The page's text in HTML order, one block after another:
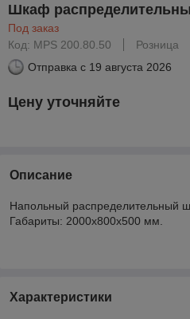
Шкаф
Под заказ
Код: MPS 200.80.50
Розница
Отправка с 19 августа 2026
Цену уточняйте
Описание
Напольный распределительный
Габариты: 2000x800x500 мм.
Характеристики